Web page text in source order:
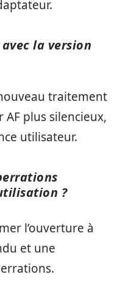
la version
traitement
plus silencieux,
utilisateur.
?
l’ouverture à
et une